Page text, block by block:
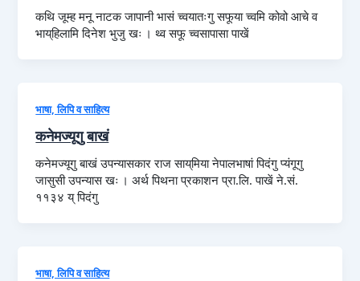
कथि जूम्ह मनू नाटक जापानी भासं च्वयातःगु सफूया च्वमि कोवो आचे व
भाय्‌हिलामि दिनेश भुजु खः । थ्व सफू च्वसापासा पाखें
भाषा, लिपि व साहित्य
कनेमज्यूगु बाखं
कनेमज्यूगु बाखं उपन्यासकार राज साय्‌मिया नेपालभाषां पिदंगु प्यंगूगु
जासुसी उपन्यास खः । अर्थ पिथना प्रकाशन प्रा.लि. पाखें ने.सं.
११३४ य् पिदंगु
भाषा, लिपि व साहित्य